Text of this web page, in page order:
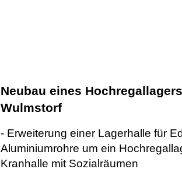
Neubau eines
Wulmstorf
- Erweiterung einer Lagerhalle für
Aluminiumrohre um ein
Kranhalle mit Sozialräumen